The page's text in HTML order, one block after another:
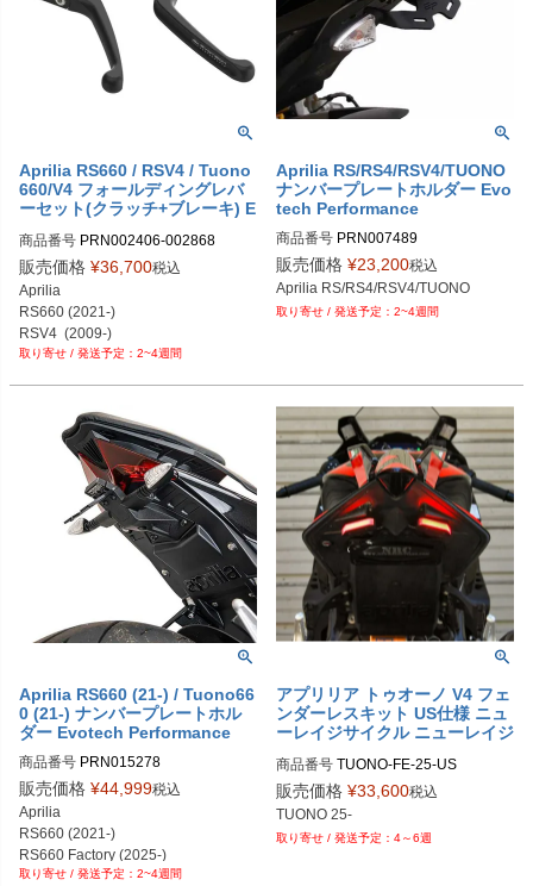
Aprilia RS660 / RSV4 / Tuono
660/V4 フォールディングレバ
ーセット(クラッチ+ブレーキ) E
商品番号 PRN002406-002868
PRN002406-002868-01
PRN002406-002868-02
PRN002406-002868-03
PRN002406-002868-04
PRN002406-002868-05
PRN002406-002868-07
PRN002406-002868-08
PRN002406-002868-09
PRN002406-002868-10
PRN002406-002868-11
PRN002406-002868-12
PRN002406-002868-15
PRN002406-002868-16
PRN002406-002868-17
PRN002406-002868-18
販売価格 ¥36,700税込
Aprilia
RS660 (2021-)
RSV4  (2009-)
Tuono 660  (2021-) 2~4週間
Aprilia RS/RS4/RSV4/TUONO
ナンバープレートホルダー Evo
tech Performance
商品番号 PRN007489
PRN007489-01
PRN007489-02
PRN007489-03
PRN007489-04
PRN007489-07
PRN007489-08
PRN007489-09
PRN007489-10
PRN007489-11
PRN007489-12
PRN007489-13
PRN007489-14
PRN007489-15
PRN007489-16
販売価格 ¥23,200税込
Aprilia RS/RS4/RSV4/TUONO
2~4週間
Aprilia RS660 (21-) / Tuono66
0 (21-) ナンバープレートホル
ダー Evotech Performance
商品番号 PRN015278
PRN015278-01
PRN015278-02
PRN015278-03
PRN015278-04
PRN015278-05
販売価格 ¥44,999税込
Aprilia
RS660 (2021-)
RS660 Factory (2025-)
Tuono 660 (2021-) 2~4週間
アプリリア トゥオーノ V4 フェ
ンダーレスキット US仕様 ニュ
ーレイジサイクル ニューレイジ
商品番号 TUONO-FE-25-US
TUONO-FE-25
販売価格 ¥33,600税込
TUONO 25-
4～6週